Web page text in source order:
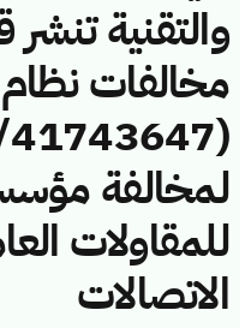
والتقنية تنشر
مخالفات
لمخالفة
للمقاولات
الاتصالات